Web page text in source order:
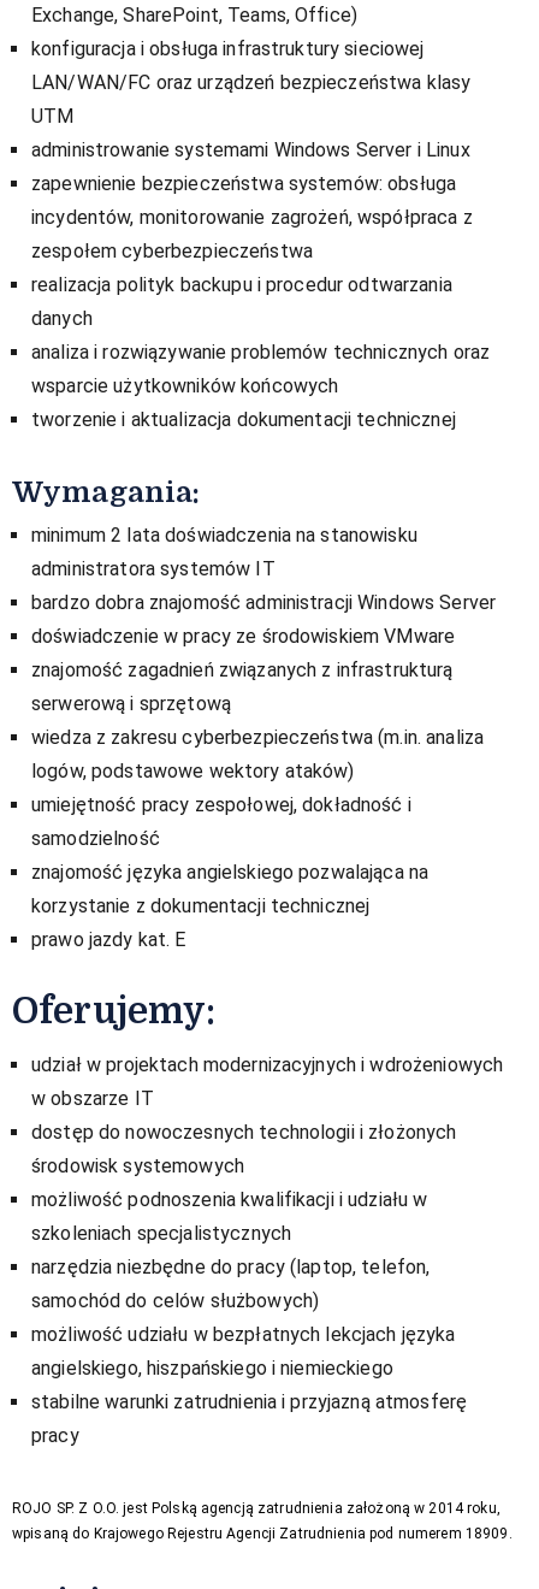
Exchange, SharePoint, Teams, Office)
konfiguracja i obsługa infrastruktury sieciowej
LAN/WAN/FC oraz urządzeń bezpieczeństwa klasy
UTM
administrowanie systemami Windows Server i Linux
zapewnienie bezpieczeństwa systemów: obsługa
incydentów, monitorowanie zagrożeń, współpraca z
zespołem cyberbezpieczeństwa
realizacja polityk backupu i procedur odtwarzania
danych
analiza i rozwiązywanie problemów technicznych oraz
wsparcie użytkowników końcowych
tworzenie i aktualizacja dokumentacji technicznej
Wymagania:
minimum 2 lata doświadczenia na stanowisku
administratora systemów IT
bardzo dobra znajomość administracji Windows Server
doświadczenie w pracy ze środowiskiem VMware
znajomość zagadnień związanych z infrastrukturą
serwerową i sprzętową
wiedza z zakresu cyberbezpieczeństwa (m.in. analiza
logów, podstawowe wektory ataków)
umiejętność pracy zespołowej, dokładność i
samodzielność
znajomość języka angielskiego pozwalająca na
korzystanie z dokumentacji technicznej
prawo jazdy kat. E
Oferujemy:
udział w projektach modernizacyjnych i wdrożeniowych
w obszarze IT
dostęp do nowoczesnych technologii i złożonych
środowisk systemowych
możliwość podnoszenia kwalifikacji i udziału w
szkoleniach specjalistycznych
narzędzia niezbędne do pracy (laptop, telefon,
samochód do celów służbowych)
możliwość udziału w bezpłatnych lekcjach języka
angielskiego, hiszpańskiego i niemieckiego
stabilne warunki zatrudnienia i przyjazną atmosferę
pracy
ROJO SP. Z O.O. jest Polską agencją zatrudnienia założoną w 2014 roku,
wpisaną do Krajowego Rejestru Agencji Zatrudnienia pod numerem 18909.